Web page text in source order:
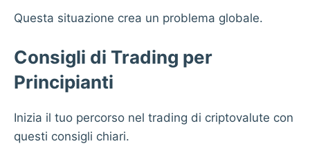
Questa situazione crea un problema globale.
Consigli di Trading per
Principianti
Inizia il tuo percorso nel trading di criptovalute con
questi consigli chiari.